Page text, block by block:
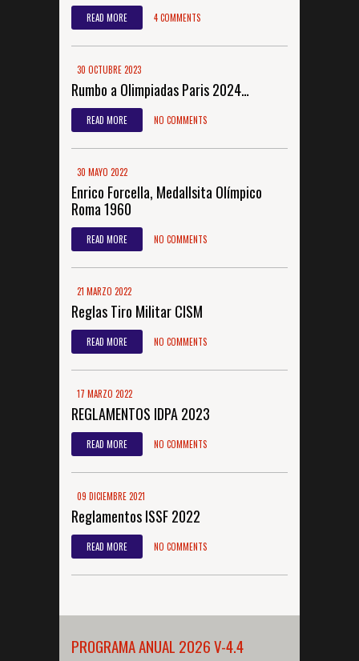
READ MORE 4 COMMENTS
30 OCTUBRE 2023
Rumbo a Olimpiadas Paris 2024…
READ MORE NO COMMENTS
30 MAYO 2022
Enrico Forcella, Medallsita Olímpico
Roma 1960
READ MORE NO COMMENTS
21 MARZO 2022
Reglas Tiro Militar CISM
READ MORE NO COMMENTS
17 MARZO 2022
REGLAMENTOS IDPA 2023
READ MORE NO COMMENTS
09 DICIEMBRE 2021
Reglamentos ISSF 2022
READ MORE NO COMMENTS
PROGRAMA ANUAL 2026 V-4.4